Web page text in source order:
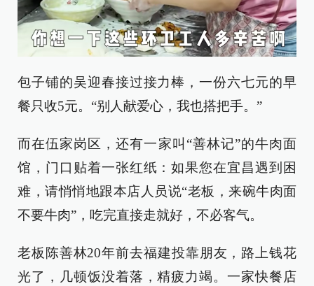
包子铺的吴迎春接过接力棒，一份六七元的早
餐只收5元。“别人献爱心，我也搭把手。”
而在伍家岗区，还有一家叫“善林记”的牛肉面
馆，门口贴着一张红纸：如果您在宜昌遇到困
难，请悄悄地跟本店人员说“老板，来碗牛肉面
不要牛肉”，吃完直接走就好，不必客气。
老板陈善林20年前去福建投靠朋友，路上钱花
光了，几顿饭没着落，精疲力竭。一家快餐店